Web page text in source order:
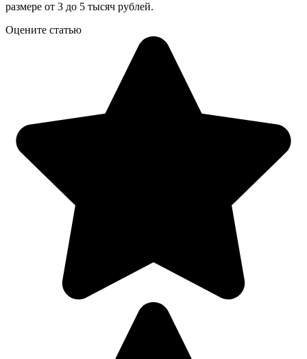
размере от 3 до 5 тысяч рублей.
Оцените статью